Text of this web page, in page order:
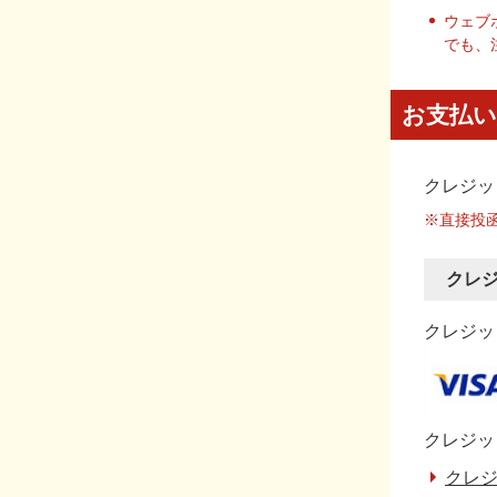
ウェブ
でも、
お支払
クレジ
※直接投
クレ
クレジ
クレジ
クレ